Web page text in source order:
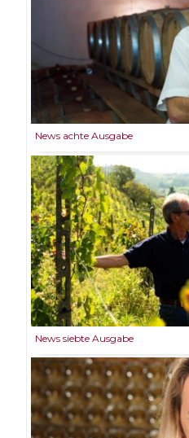
News achte Ausgabe
News siebte Ausgabe